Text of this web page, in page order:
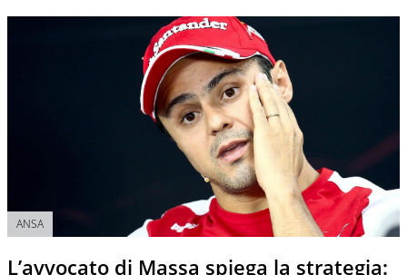
ANSA
L’avvocato di Massa spiega la strategia: